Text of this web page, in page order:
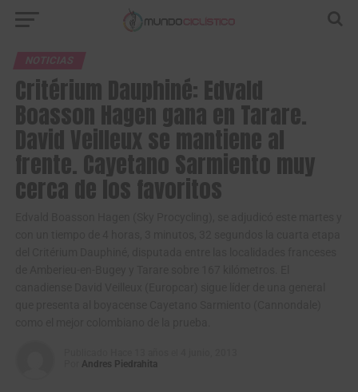
NOTICIAS
Critérium Dauphiné: Edvald
Boasson Hagen gana en Tarare.
David Veilleux se mantiene al
frente. Cayetano Sarmiento muy
cerca de los favoritos
Andres Piedrahita